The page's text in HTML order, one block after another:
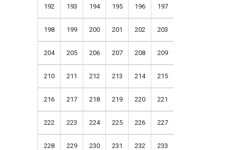
192 193 194 195 196 197
198 199 200 201 202 203
204 205 206 207 208 209
210 211 212 213 214 215
216 217 218 219 220 221
222 223 224 225 226 227
228 229 230 231 232 233